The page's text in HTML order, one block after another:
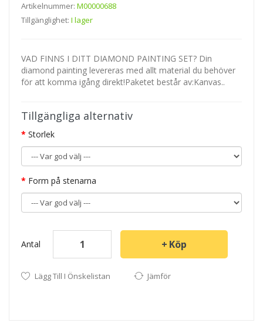
Artikelnummer: M00000688
Tillgänglighet: I lager
VAD FINNS I DITT DIAMOND PAINTING SET? Din
diamond painting levereras med allt material du behöver
för att komma igång direkt!Paketet består av:Kanvas..
Tillgängliga alternativ
Storlek
Form på stenarna
Antal Köp
Lägg Till I Önskelistan Jämför